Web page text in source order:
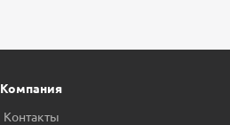
Компания
Контакты